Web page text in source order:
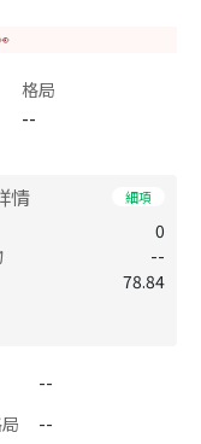
格局
--
情 細項
0
--
78.84
--
--